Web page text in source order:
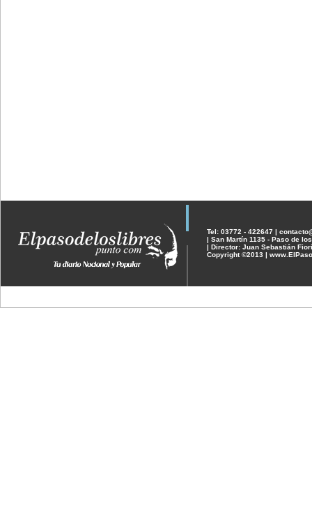
Tel: 03772 - 422647 |
| San Martín 1135 - Paso de
| Director: Juan Sebastián Fiori
Copyright ©2013 |